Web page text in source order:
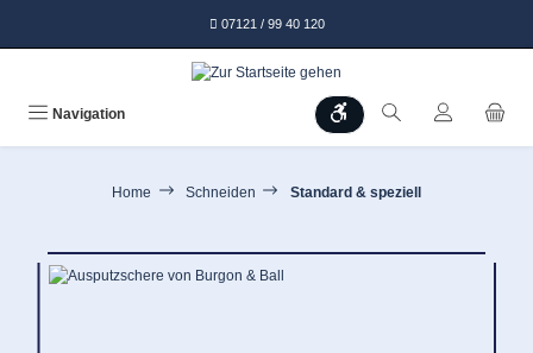
07121 / 99 40 120
Navigation Werkzeugleiste anzeigen
Home Schneiden Standard & speziell